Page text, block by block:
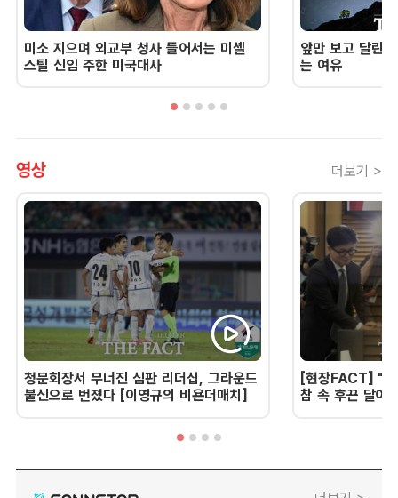
미소 지으며 외교부 청사 들어서는 미셸
스틸 신임 주한 미국대사
앞만 보고 달린
는 여유
영상 더보기 >
청문회장서 무너진 심판 리더십, 그라운드
불신으로 번졌다 [이영규의 비욘더매치]
[현장FACT] "한
참 속 후끈 달아